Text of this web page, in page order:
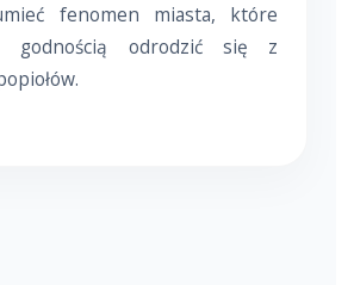
fenomen miasta, które
godnością odrodzić się z